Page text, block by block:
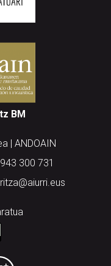
BM
| ANDOAIN
300 731